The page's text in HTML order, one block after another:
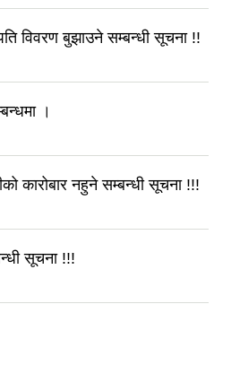
विवरण बुझाउने सम्बन्धी सूचना !!
।
कारोबार नहुने सम्बन्धी सूचना !!!
सूचना !!!